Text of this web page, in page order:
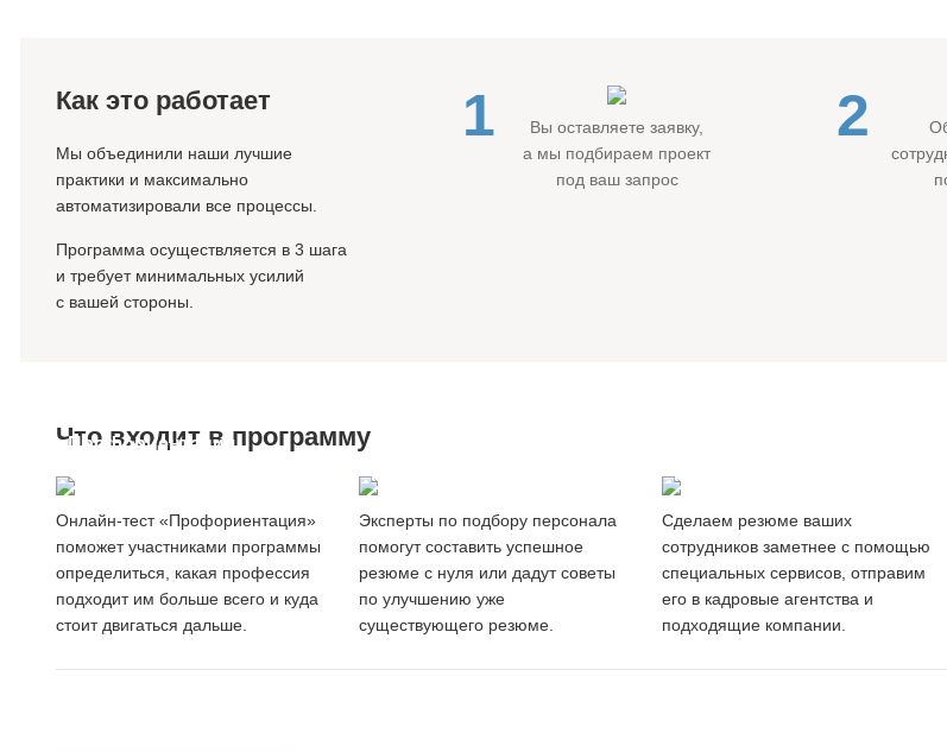
Как это работает
Мы объединили наши лучшие
практики и максимально
автоматизировали все процессы.
Программа осуществляется в 3 шага
и требует минимальных усилий
с вашей стороны.
1
Вы оставляете заявку,
а мы подбираем проект
под ваш запрос
2
Что входит в программу
Профориентация
Онлайн-тест «Профориентация»
поможет участниками программы
определиться, какая профессия
подходит им больше всего и куда
стоит двигаться дальше.
Эксперты по подбору персонала
помогут составить успешное
резюме с нуля или дадут советы
по улучшению уже
существующего резюме.
Cделаем резюме ваших
сотрудников заметнее с помощью
специальных сервисов, отправим
его в кадровые агентства и
подходящие компании.